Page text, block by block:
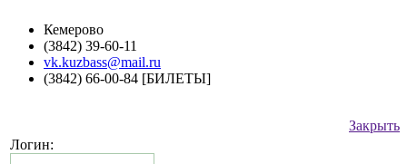
Кемерово
(3842) 39-60-11
vk.kuzbass@mail.ru
(3842) 66-00-84 [БИЛЕТЫ]
Закрыть
Логин: